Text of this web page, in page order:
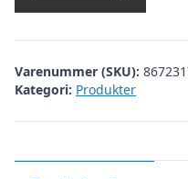
var:
kr.
Varenummer (SKU):
Kategori: Produkter